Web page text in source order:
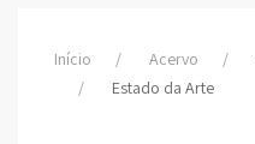
Início Acervo
Estado da Arte